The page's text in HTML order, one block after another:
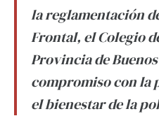
la reglamentación
Frontal, el Colegio
Provincia de
compromiso con la
el bienestar de la